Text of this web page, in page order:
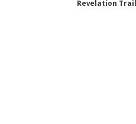
Revelation Trail